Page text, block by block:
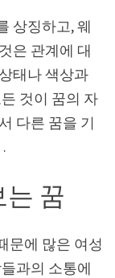
상징하고, 웨
은 관계에 대
태나 색상과
것이 꿈의 자
다른 꿈을 기
꿈
문에 많은 여성
과의 소통에